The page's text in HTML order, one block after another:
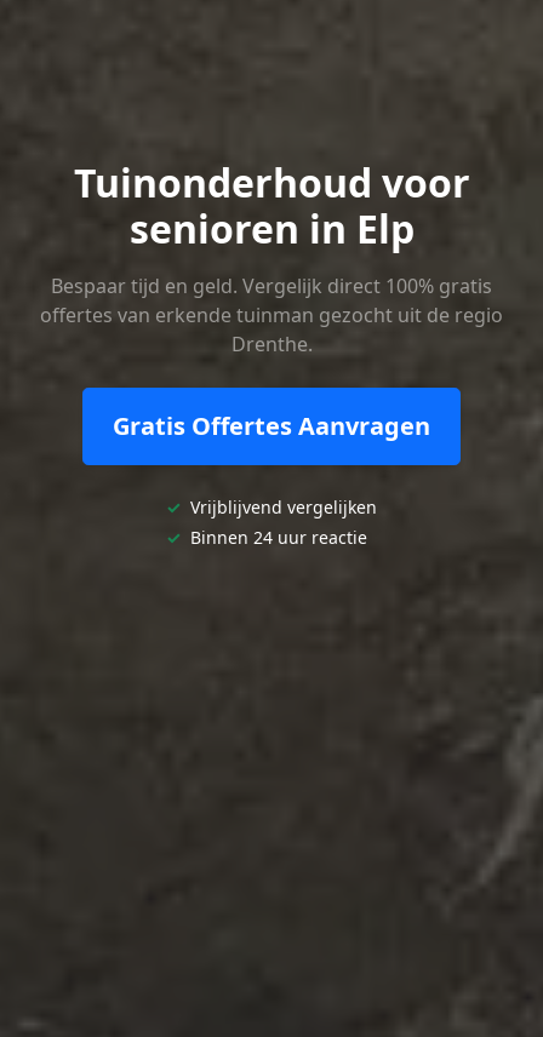
Tuinonderhoud voor
senioren in Elp
Bespaar tijd en geld. Vergelijk direct 100% gratis
offertes van erkende tuinman gezocht uit de regio
Drenthe.
Gratis Offertes Aanvragen
✓ Vrijblijvend vergelijken
✓ Binnen 24 uur reactie